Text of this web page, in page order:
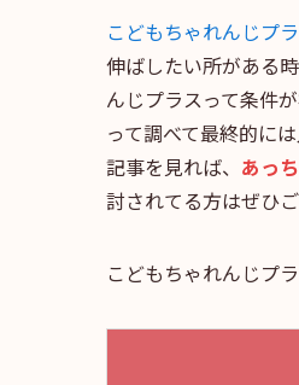
こどもちゃれんじプ
伸ばしたい所がある
んじプラスって条件
って調べて最終的に
記事を見れば、 あっ
討されてる方はぜひご
こどもちゃれんじプ